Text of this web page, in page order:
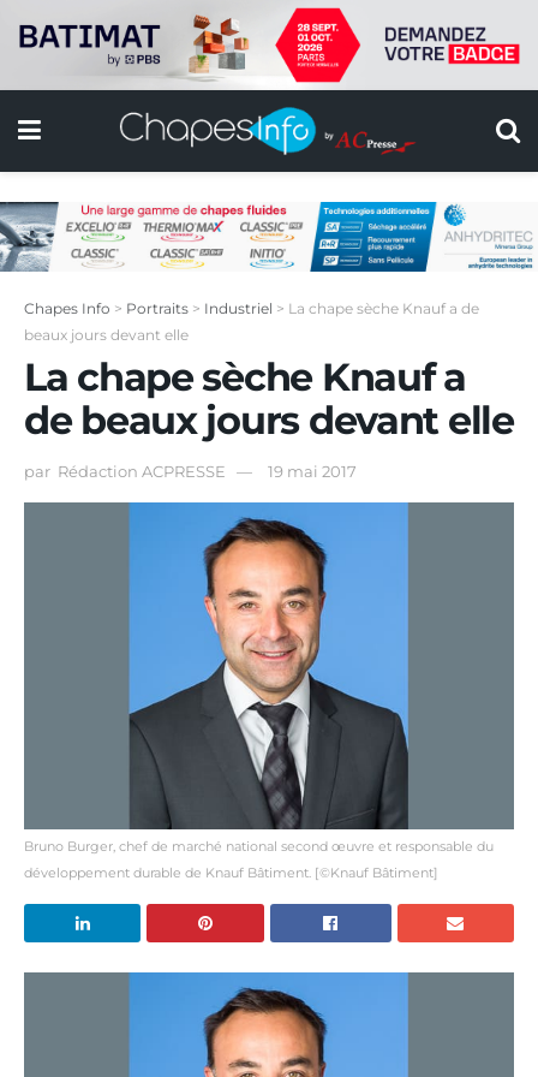
Chapes Info > Portraits > Industriel > La chape sèche Knauf a de
beaux jours devant elle
La chape sèche Knauf a
de beaux jours devant elle
par Rédaction ACPRESSE 19 mai 2017
Bruno Burger, chef de marché national second œuvre et responsable du
développement durable de Knauf Bâtiment. [©Knauf Bâtiment]